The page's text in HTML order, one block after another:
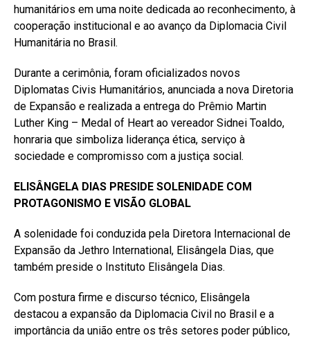
humanitários em uma noite dedicada ao reconhecimento, à
cooperação institucional e ao avanço da Diplomacia Civil
Humanitária no Brasil.
Durante a cerimônia, foram oficializados novos
Diplomatas Civis Humanitários, anunciada a nova Diretoria
de Expansão e realizada a entrega do Prêmio Martin
Luther King – Medal of Heart ao vereador Sidnei Toaldo,
honraria que simboliza liderança ética, serviço à
sociedade e compromisso com a justiça social.
ELISÂNGELA DIAS PRESIDE SOLENIDADE COM
PROTAGONISMO E VISÃO GLOBAL
A solenidade foi conduzida pela Diretora Internacional de
Expansão da Jethro International, Elisângela Dias, que
também preside o Instituto Elisângela Dias.
Com postura firme e discurso técnico, Elisângela
destacou a expansão da Diplomacia Civil no Brasil e a
importância da união entre os três setores poder público,